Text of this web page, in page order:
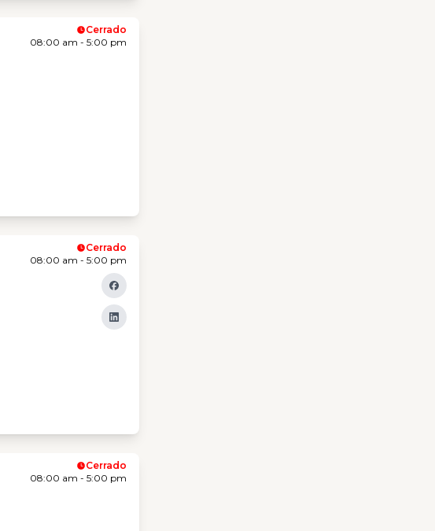
Cerrado
08:00 am - 5:00 pm
Cerrado
08:00 am - 5:00 pm
Cerrado
08:00 am - 5:00 pm